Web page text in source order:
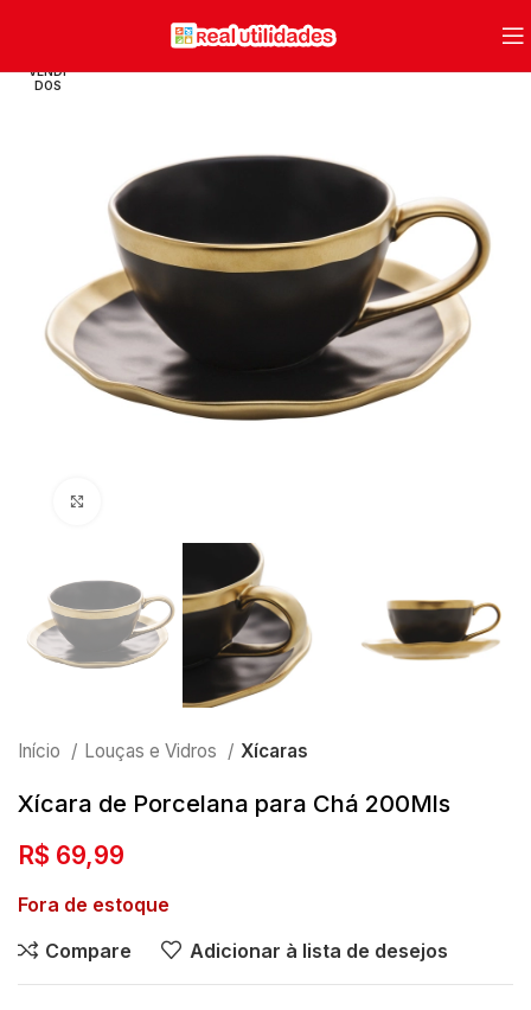
VENDI
DOS
Início Louças e Vidros Xícaras
Xícara de Porcelana para Chá 200Mls
R$ 69,99
Fora de estoque
Compare
Adicionar à lista de desejos